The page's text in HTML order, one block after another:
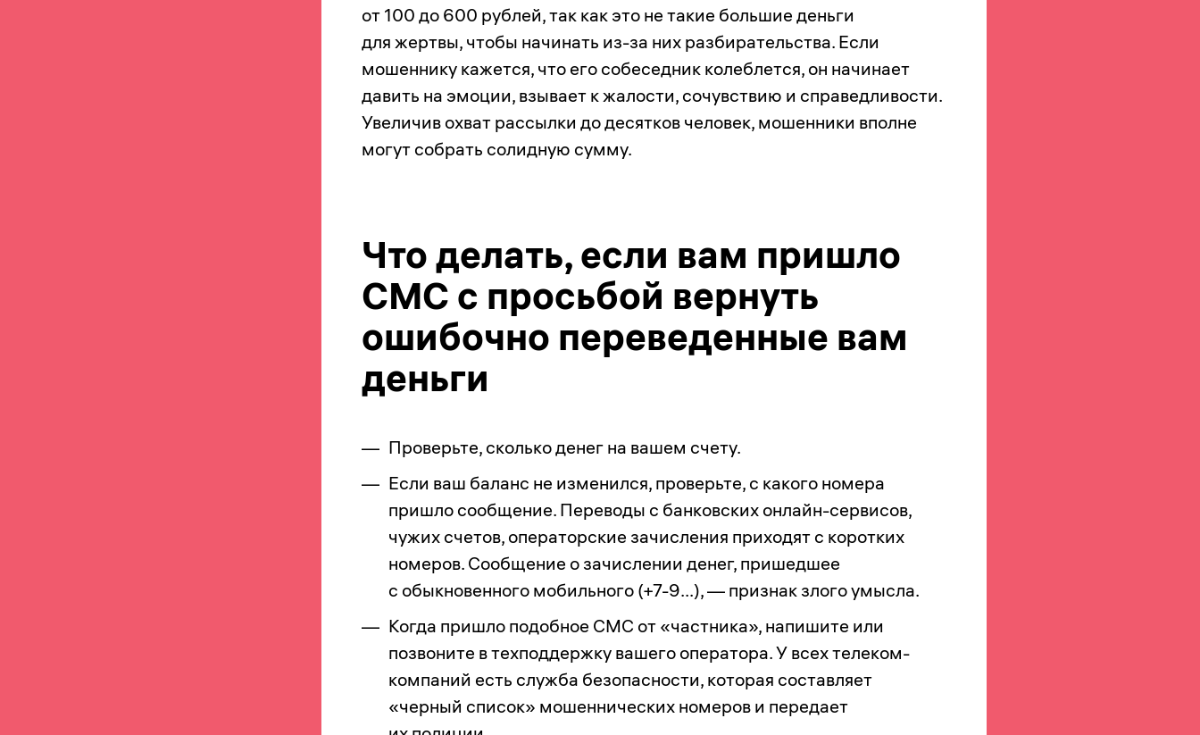
от 100 до 600 рублей, так как это не такие большие деньги
для жертвы, чтобы начинать из-за них разбирательства. Если
мошеннику кажется, что его собеседник колеблется, он начинает
давить на эмоции, взывает к жалости, сочувствию и справедливости.
Увеличив охват рассылки до десятков человек, мошенники вполне
могут собрать солидную сумму.
Что делать, если вам пришло
СМС с просьбой вернуть
ошибочно переведенные вам
деньги
Проверьте, сколько денег на вашем счету.
Если ваш баланс не изменился, проверьте, с какого номера
пришло сообщение. Переводы с банковских онлайн-сервисов,
чужих счетов, операторские зачисления приходят с коротких
номеров. Сообщение о зачислении денег, пришедшее
с обыкновенного мобильного (+7-9...), — признак злого умысла.
Когда пришло подобное СМС от «частника», напишите или
позвоните в техподдержку вашего оператора. У всех телеком-
компаний есть служба безопасности, которая составляет
«черный список» мошеннических номеров и передает